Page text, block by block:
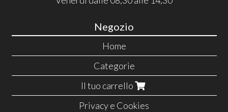
Negozio
Home
Categorie
Il tuo carrello
Privacy e Cookies